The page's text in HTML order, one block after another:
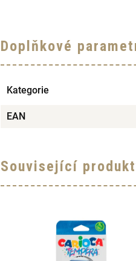
Doplňkové
Kategorie
EAN
Související